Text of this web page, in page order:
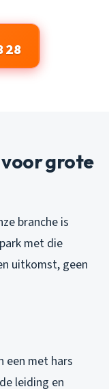
28
grote
branche is
met die
uitkomst, geen
een met hars
leiding en